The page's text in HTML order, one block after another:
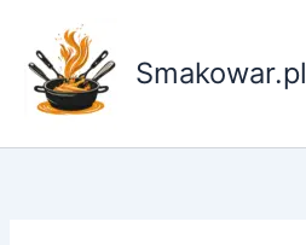
treści
Smakowar.pl